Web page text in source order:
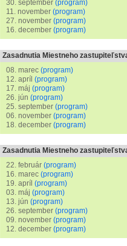
30. september (program)
11. november (program)
27. november (program)
16. december (program)
Zasadnutia Miestneho
08. marec (program)
12. apríl (program)
17. máj (program)
26. jún (program)
25. september (program)
06. november (program)
18. december (program)
Zasadnutia Miestneho
22. február (program)
16. marec (program)
19. apríl (program)
03. máj (program)
13. jún (program)
26. september (program)
09. november (program)
12. december (program)